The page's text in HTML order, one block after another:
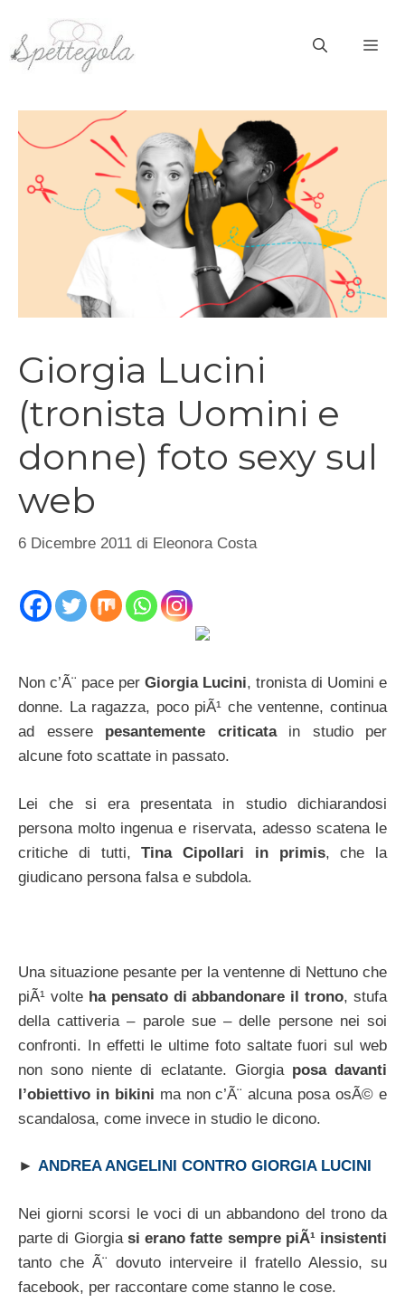
contenuto
Giorgia Lucini
(tronista Uomini e
donne) foto sexy sul
web
6 Dicembre 2011 di Eleonora Costa
Non c’Ã¨ pace per Giorgia Lucini, tronista di Uomini e
donne. La ragazza, poco piÃ¹ che ventenne, continua
ad essere pesantemente criticatain studio per
alcune foto scattate in passato.
Lei che si era presentata in studio dichiarandosi
persona molto ingenua e riservata, adesso scatena le
critiche di tutti,Tina Cipollari in primis, che la
giudicano persona falsa e subdola.
Una situazione pesante per la ventenne di Nettuno che
piÃ¹ volte ha pensato di abbandonare il trono, stufa
della cattiveria – parole sue – delle persone nei soi
confronti. In effetti le ultime foto saltate fuori sul web
non sono niente di eclatante. Giorgia posa davanti
l’obiettivo in bikini ma non c’Ã¨ alcuna posa osÃ© e
scandalosa, come invece in studio le dicono.
► ANDREA ANGELINI CONTRO GIORGIA LUCINI
Nei giorni scorsi le voci di un abbandono del trono da
parte di Giorgia si erano fatte sempre piÃ¹ insistenti
tanto che Ã¨ dovuto interveire il fratello Alessio, su
facebook, per raccontare come stanno le cose.